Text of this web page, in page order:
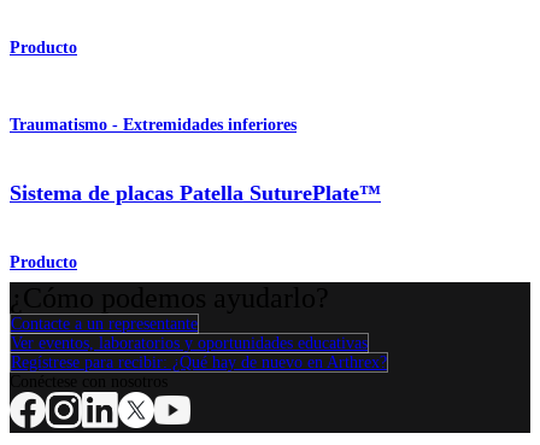
Producto
Traumatismo - Extremidades inferiores
Sistema de placas Patella SuturePlate™
Producto
Contacte a un representante
Ver eventos, laboratorios y oportunidades educativas
Regístrese para recibir: ¿Qué hay de nuevo en Arthrex?